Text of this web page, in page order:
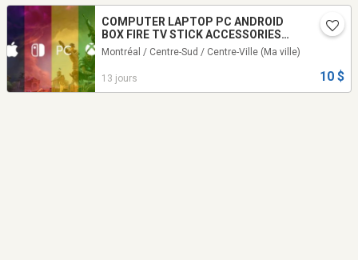
COMPUTER LAPTOP PC ANDROID
BOX FIRE TV STICK ACCESSORIES
PARTS+++++++
Montréal / Centre-Sud / Centre-Ville (Ma ville)
13 jours 10 $